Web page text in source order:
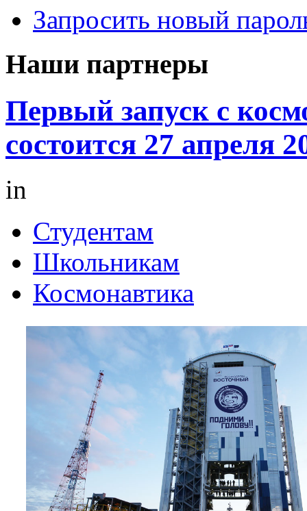
Запросить новый
Наши партнеры
Первый запуск с
состоится 27 апреля
in
Студентам
Школьникам
Космонавтика